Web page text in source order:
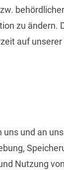
zu ändern.
auf
und an
Nutzung